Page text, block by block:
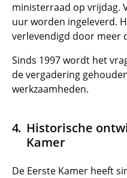
ministerraad op vrijdag.
uur worden ingeleverd.
verlevendigd door meer
Sinds 1997 wordt het
de vergadering
werkzaamheden.
Historische
Kamer
De Eerste Kamer heeft